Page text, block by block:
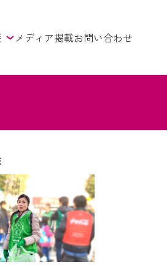
メディア掲載お問い合わせ